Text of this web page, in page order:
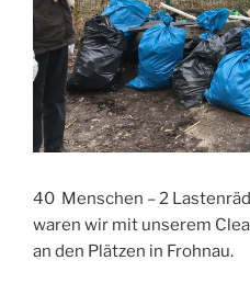
40 Menschen – 2
waren wir mit unserem
an den Plätzen in Frohnau.